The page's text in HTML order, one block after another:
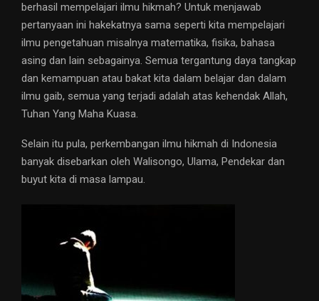
berhasil mempelajari ilmu hikmah? Untuk menjawab
pertanyaan ini hakekatnya sama seperti kita mempelajari
ilmu pengetahuan misalnya matematika, fisika, bahasa
asing dan lain sebagainya. Semua tergantung daya tangkap
dan kemampuan atau bakat kita dalam belajar dan dalam
ilmu gaib, semua yang terjadi adalah atas kehendak Allah,
Tuhan Yang Maha Kuasa.
Selain itu pula, perkembangan ilmu hikmah di Indonesia
banyak disebarkan oleh Walisongo, Ulama, Pendekar dan
buyut kita di masa lampau.